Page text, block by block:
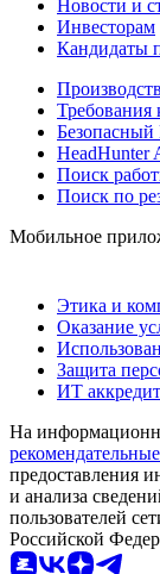
Новости и
Инвесторам
Кандидаты
Безопасный
HeadHunter
Поиск
Поиск по
Мобильное
Этика и
Оказание
Защита
ИТ
На
предоставления
и анализа
пользователей
Российской